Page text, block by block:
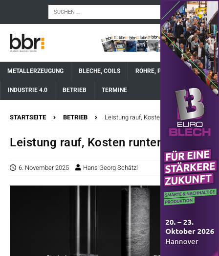
METALLERZEUGUNG BLECHE, COILS ROHRE, PROFILE, DRAHT
INDUSTRIE 4.0 BETRIEB TERMINE
STARTSEITE BETRIEB Leistung rauf, Kosten runter
Leistung rauf, Kosten runter
6. November 2025 Hans Georg Schätzl